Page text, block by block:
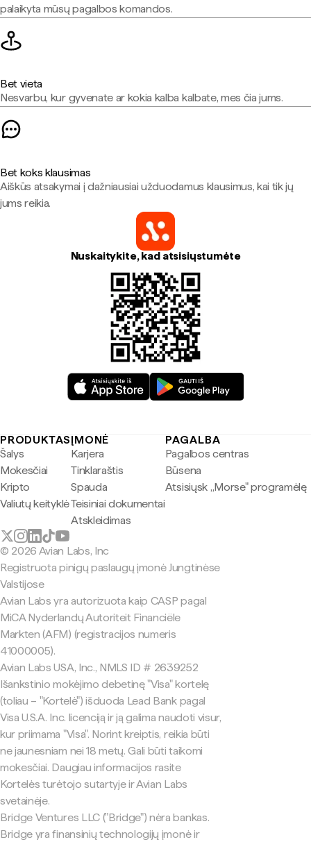
palaikyta mūsų pagalbos komandos.
Bet vieta
Nesvarbu, kur gyvenate ar kokia kalba kalbate, mes čia jums.
Bet koks klausimas
Aiškūs atsakymai į dažniausiai užduodamus klausimus, kai tik jų
jums reikia.
Nuskaitykite, kad atsisiųstumėte
PRODUKTAS
Šalys
Mokesčiai
Kripto
Valiutų keityklė
ĮMONĖ
Karjera
Tinklaraštis
Spauda
Teisiniai dokumentai
Atskleidimas
PAGALBA
Pagalbos centras
Būsena
Atsisiųsk „Morse" programėlę
© 2026 Avian Labs, Inc
Registruota pinigų paslaugų įmonė Jungtinėse
Valstijose
Avian Labs yra autorizuota kaip CASP pagal
MiCA Nyderlandų Autoriteit Financiële
Markten (AFM) (registracijos numeris
41000005).
Avian Labs USA, Inc., NMLS ID # 2639252
Išankstinio mokėjimo debetinę "Visa" kortelę
(toliau – "Kortelė") išduoda Lead Bank pagal
Visa U.S.A. Inc. licenciją ir ją galima naudoti visur,
kur priimama "Visa". Norint kreiptis, reikia būti
ne jaunesniam nei 18 metų. Gali būti taikomi
mokesčiai. Daugiau informacijos rasite
Kortelės turėtojo sutartyje ir Avian Labs
svetainėje.
Bridge Ventures LLC ("Bridge") nėra bankas.
Bridge yra finansinių technologijų įmonė ir